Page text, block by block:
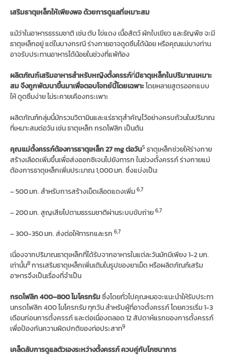
เสริมธาตุเหล็กให้เพียงพอ ด้วยการดูแลที่เหมาะสม
แม้ว่าในอาหารธรรมชาติ เช่น ตับ ไข่แดง เนื้อสัตว์ ผักใบเขียว และธัญพืช จะมี
ธาตุเหล็กอยู่ แต่ในบางกรณี ร่างกายอาจดูดซึมได้น้อย หรือคุณแม่บางท่าน
อาจรับประทานอาหารได้น้อยในช่วงที่แพ้ท้อง
ผลิตภัณฑ์เสริมอาหารสำหรับหญิงตั้งครรภ์ที่มีธาตุเหล็กในปริมาณเหมาะ
สมจึงถูกพัฒนาขึ้นมาเพื่อตอบโจทย์นี้โดยเฉพาะโดยหลายสูตรออกแบบ
ให้ ดูดซึมง่าย ไม่ระคายเคืองกระเพาะ
ผลิตภัณฑ์กลุ่มนี้มักรวมวิตามินและแร่ธาตุสำคัญไว้อย่างครบถ้วนในปริมาณ
ที่เหมาะสมต่อวัน เช่น ธาตุเหล็ก กรดโฟลิก เป็นต้น
คุณแม่ตั้งครรภ์ต้องการธาตุเหล็ก 27mgต่อวัน5 ธาตุเหล็กช่วยให้ร่างกาย
สร้างเลือดเพิ่มขึ้นเพื่อส่งออกซิเจนไปยังทารก ในช่วงตั้งครรภ์ ร่างกายแม่
ต้องการธาตุเหล็กเพิ่มประมาณ 1,000 มก. ซึ่งแบ่งเป็น:
– 500 มก. สำหรับการสร้างเม็ดเลือดแดงเพิ่ม 6,7
– 200 มก. สูญเสียไปตามธรรมชาติผ่านระบบขับถ่าย 6,7
– 300-350 มก. ส่งต่อให้ทารกและรก 6,7
เนื่องจากปริมาณธาตุเหล็กที่ได้รับจากอาหารในแต่ละวันมักมีเพียง 1-2 มก.
เท่านั้น8 การเสริมธาตุเหล็กเพิ่มเติมในรูปของยาเม็ด หรือผลิตภัณฑ์เสริม
อาหารจึงเป็นเรื่องที่จำเป็น
กรดโฟลิก 400–800 ไมโครกรัมซึ่งโดยทั่วไปคุณหมอจะแนะนำให้รับประทา
นกรดโฟลิก 400 ไมโครกรัม ทุกวัน สำหรับผู้ที่อาจตั้งครรภ์ โดยควรเริ่ม 1-3
เดือนก่อนการตั้งครรภ์ และต่อเนื่องตลอด 12 สัปดาห์แรกของการตั้งครรภ์
เพื่อป้องกันความผิดปกติของท่อประสาท9
เคล็ดลับการดูแลตัวเองระหว่างตั้งครรภ์ ควบคู่กับโภชนาการ